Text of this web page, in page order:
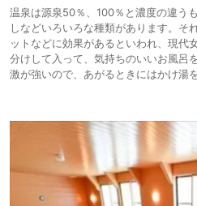
温泉は源泉50％、100％と濃度の違う
しなどいろいろな種類があります。そ
ットなどに効果があるといわれ、現代
分けして入って、気持ちのいいお風呂
激が強いので、あがるときにはかけ湯